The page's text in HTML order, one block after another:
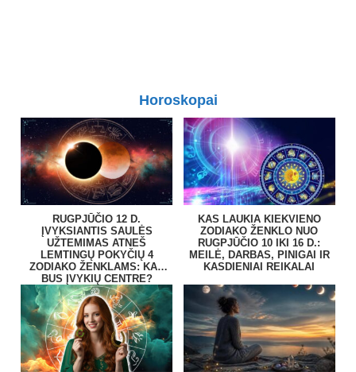
Horoskopai
RUGPJŪČIO 12 D.
ĮVYKSIANTIS SAULĖS
UŽTEMIMAS ATNEŠ
LEMTINGŲ POKYČIŲ 4
ZODIAKO ŽENKLAMS: KAS
BUS ĮVYKIŲ CENTRE?
KAS LAUKIA KIEKVIENO
ZODIAKO ŽENKLO NUO
RUGPJŪČIO 10 IKI 16 D.:
MEILĖ, DARBAS, PINIGAI IR
KASDIENIAI REIKALAI